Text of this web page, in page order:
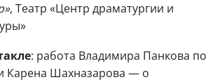
, Театр «Центр драматургии и
: работа Владимира Панкова по
Карена Шахназарова — о